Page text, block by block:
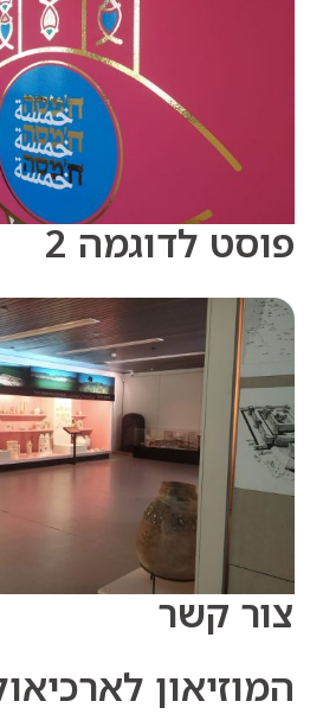
לדוגמה 2
לארכיאולוגיה